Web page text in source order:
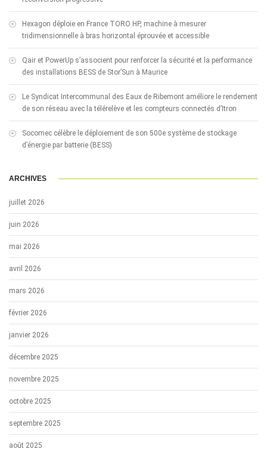
Hexagon déploie en France TORO HP, machine à mesurer
tridimensionnelle à bras horizontal éprouvée et accessible
Qair et PowerUp s’associent pour renforcer la sécurité et la performance
des installations BESS de Stor’Sun à Maurice
Le Syndicat Intercommunal des Eaux de Ribemont améliore le rendement
de son réseau avec la télérelève et les compteurs connectés d’Itron
Socomec célèbre le déploiement de son 500e système de stockage
d’énergie par batterie (BESS)
ARCHIVES
juillet 2026
juin 2026
mai 2026
avril 2026
mars 2026
février 2026
janvier 2026
décembre 2025
novembre 2025
octobre 2025
septembre 2025
août 2025